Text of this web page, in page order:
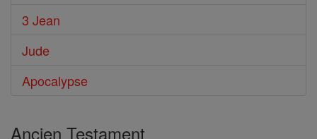
3 Jean
Jude
Apocalypse
Ancien Testament